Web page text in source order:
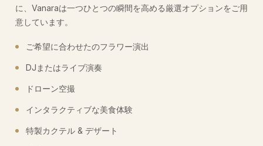
に、Vanaraは一つひとつの瞬間を高める厳選オプションをご用
意しています。
ご希望に合わせたのフラワー演出
DJまたはライブ演奏
ドローン空撮
インタラクティブな美食体験
特製カクテル & デザート